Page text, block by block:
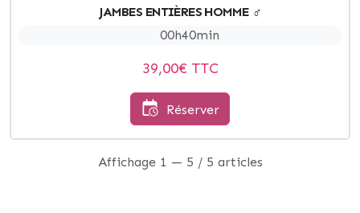
JAMBES ENTIÈRES HOMME ♂
00h40min
39,00€ TTC
Réserver
Affichage 1 — 5 / 5 articles